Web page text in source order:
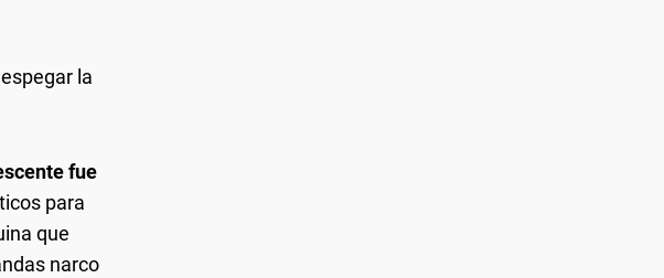
la
fue
para
que
narco